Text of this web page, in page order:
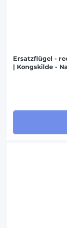
Ersatzflügel -
| Kongskilde -